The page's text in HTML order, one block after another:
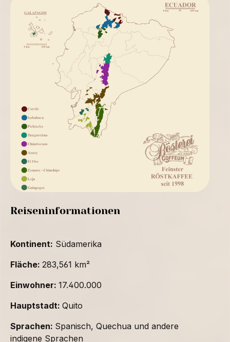
Reiseninformationen
Kontinent: Südamerika
Fläche: 283,561 km²
Einwohner: 17.400.000
Hauptstadt: Quito
Sprachen: Spanisch, Quechua und andere
indigene Sprachen